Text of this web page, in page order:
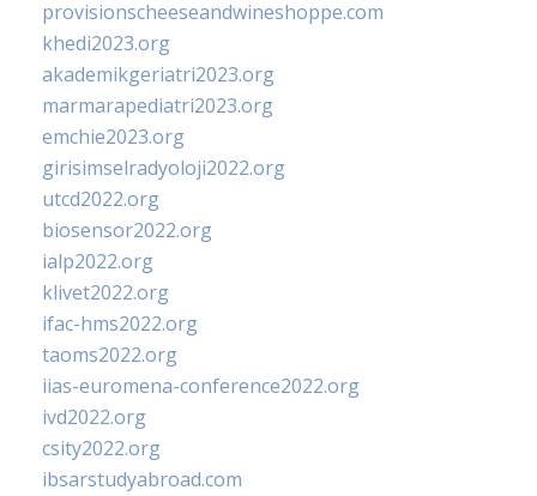
provisionscheeseandwineshoppe.com
khedi2023.org
akademikgeriatri2023.org
marmarapediatri2023.org
emchie2023.org
girisimselradyoloji2022.org
utcd2022.org
biosensor2022.org
ialp2022.org
klivet2022.org
ifac-hms2022.org
taoms2022.org
iias-euromena-conference2022.org
ivd2022.org
csity2022.org
ibsarstudyabroad.com